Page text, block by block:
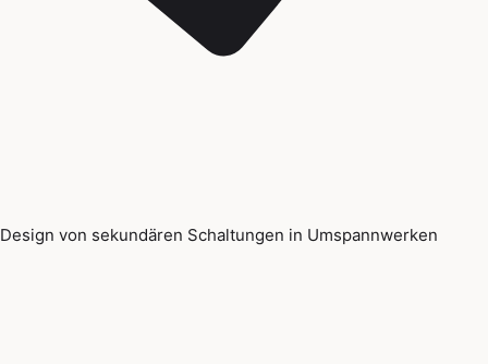
Design von sekundären Schaltungen in Umspannwerken